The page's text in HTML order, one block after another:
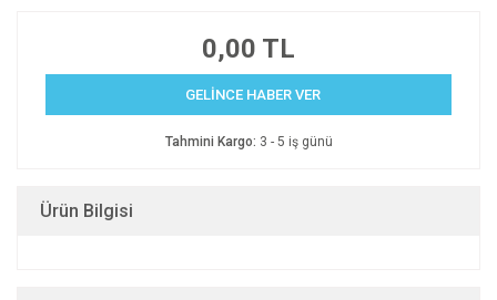
0,00 TL
GELİNCE HABER VER
Tahmini Kargo: 3 - 5 iş günü
Ürün Bilgisi